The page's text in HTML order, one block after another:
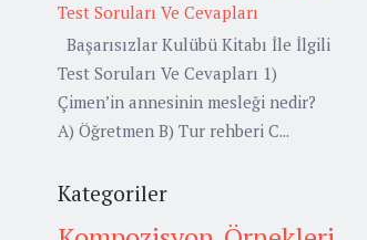
Test Soruları Ve Cevapları
Başarısızlar Kulübü Kitabı İle İlgili
Test Soruları Ve Cevapları 1)
Çimen’in annesinin mesleği nedir?
A) Öğretmen B) Tur rehberi C...
Kategoriler